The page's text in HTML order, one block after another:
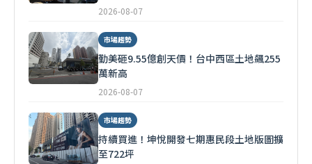
2026-08-07
市場趨勢
勤美砸9.55億創天價！台中西區土地飆255
萬新高
2026-08-07
市場趨勢
持續買進！坤悅開發七期惠民段土地版圖擴
至722坪